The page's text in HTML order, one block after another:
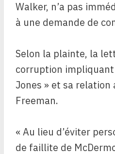
Walker, n’a pas
à une demande de
Selon la plainte, la
corruption impliquant
Jones » et sa relation
Freeman.
« Au lieu d’éviter
de faillite de